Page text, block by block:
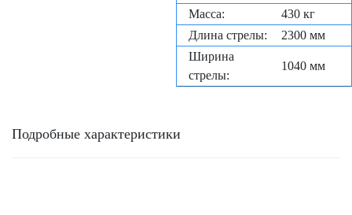
Масса:
430 кг
Длина стрелы:
2300 мм
Ширина
стрелы:
1040 мм
Подробные характеристики